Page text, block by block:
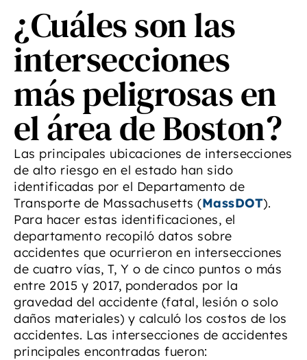
¿Cuáles son las
intersecciones
más peligrosas en
el área de Boston?
Las principales ubicaciones de intersecciones
de alto riesgo en el estado han sido
identificadas por el Departamento de
Transporte de Massachusetts (MassDOT).
Para hacer estas identificaciones, el
departamento recopiló datos sobre
accidentes que ocurrieron en intersecciones
de cuatro vías, T, Y o de cinco puntos o más
entre 2015 y 2017, ponderados por la
gravedad del accidente (fatal, lesión o solo
daños materiales) y calculó los costos de los
accidentes. Las intersecciones de accidentes
principales encontradas fueron: